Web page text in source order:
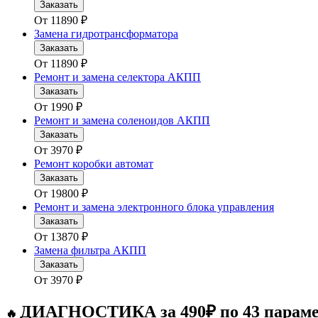
Заказать
От 11890 ₽
Замена гидротрансформатора
Заказать
От 11890 ₽
Ремонт и замена селектора АКПП
Заказать
От 1990 ₽
Ремонт и замена соленоидов АКПП
Заказать
От 3970 ₽
Ремонт коробки автомат
Заказать
От 19800 ₽
Ремонт и замена электронного блока управления
Заказать
От 13870 ₽
Замена фильтра АКПП
Заказать
От 3970 ₽
🔥 ДИАГНОСТИКА за 490₽ по 43